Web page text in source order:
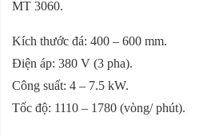
MT 3060.
Kích thước đá: 400 – 600 mm.
Điện áp: 380 V (3 pha).
Công suất: 4 – 7.5 kW.
Tốc độ: 1110 – 1780 (vòng/ phút).